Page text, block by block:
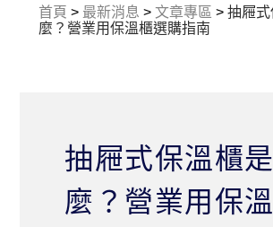
首頁 > 最新消息 > 文章專區 > 抽屜
麼？營業用保溫櫃選購指南
抽屜式保溫櫃
麼？營業用保